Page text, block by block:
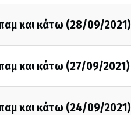
και κάτω (28/09/2021)
και κάτω (27/09/2021)
και κάτω (24/09/2021)